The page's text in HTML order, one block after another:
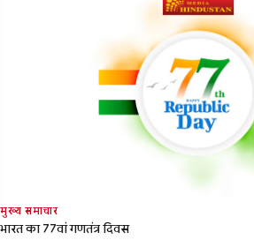
मुख्य समाचार
भारत का 77वां गणतंत्र दिवस